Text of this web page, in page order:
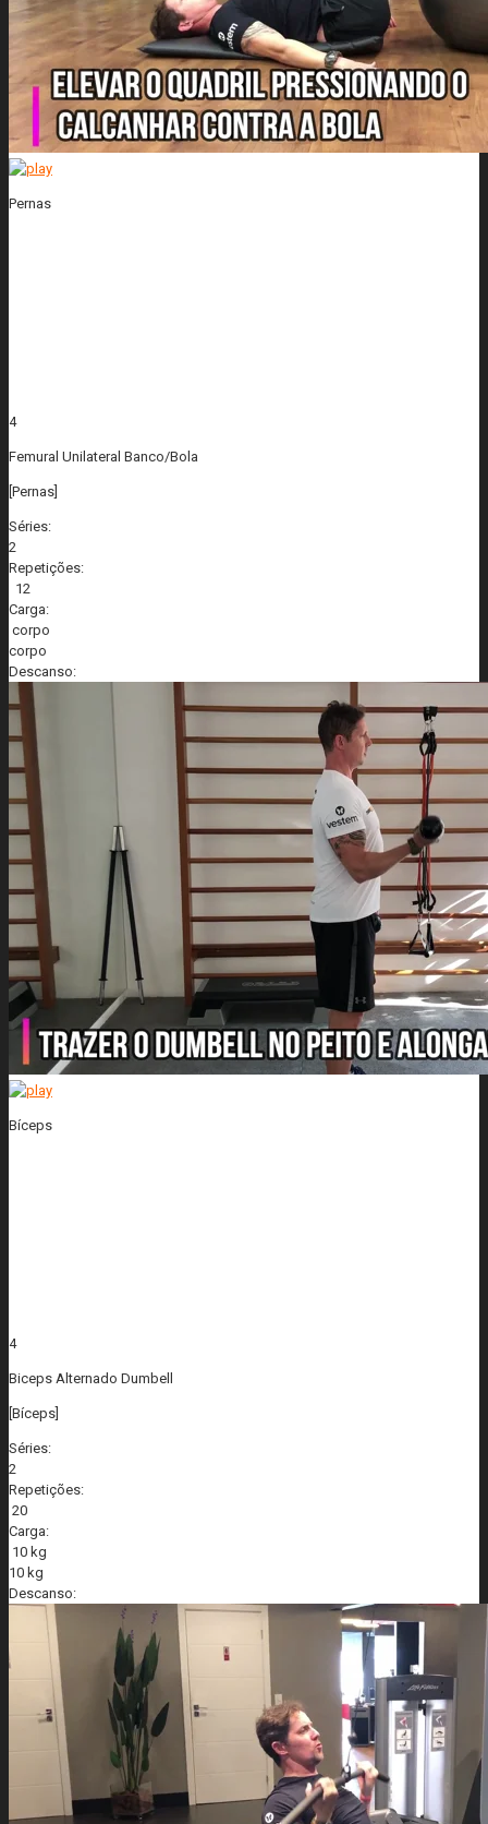
Pernas
4
Femural Unilateral Banco/Bola
[Pernas]
Séries:
2
Repetições:
12
Carga:
corpo
corpo
Descanso:
Bíceps
4
Biceps Alternado Dumbell
[Bíceps]
Séries:
2
Repetições:
20
Carga:
10 kg
10 kg
Descanso: